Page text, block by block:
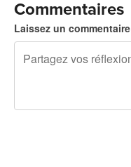
Commentaires
Laissez un commentaire